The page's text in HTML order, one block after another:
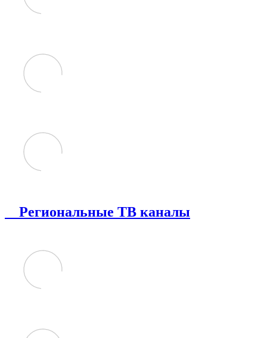
Региональные ТВ каналы